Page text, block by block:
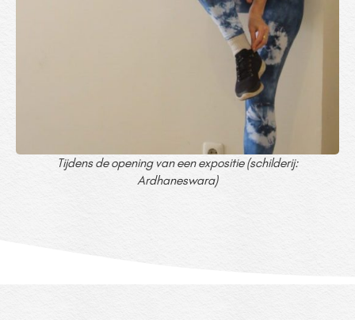
Tijdens de opening van een expositie (schilderij:
Ardhaneswara)